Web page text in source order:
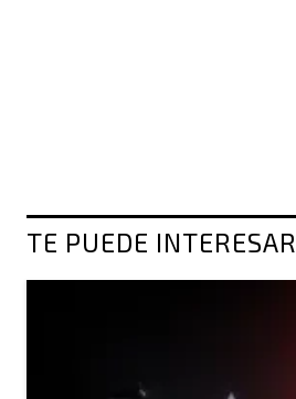
TE PUEDE INTERESAR